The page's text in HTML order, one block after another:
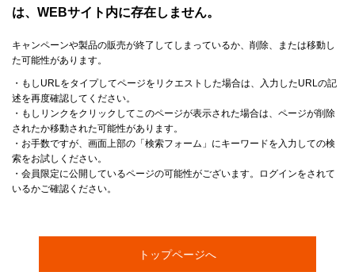
は、WEBサイト内に存在しません。
キャンペーンや製品の販売が終了してしまっているか、削除、または移動し
た可能性があります。
・もしURLをタイプしてページをリクエストした場合は、入力したURLの記
述を再度確認してください。
・もしリンクをクリックしてこのページが表示された場合は、ページが削除
されたか移動された可能性があります。
・お手数ですが、画面上部の「検索フォーム」にキーワードを入力しての検
索をお試しください。
・会員限定に公開しているページの可能性がございます。ログインをされて
いるかご確認ください。
トップページへ